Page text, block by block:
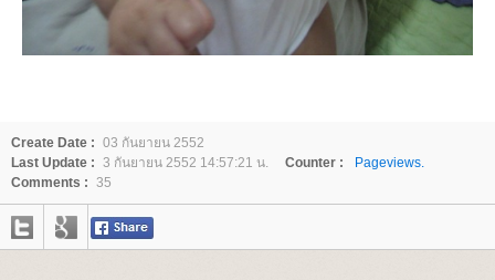
Create Date : 03 กันยายน 2552
Last Update : 3 กันยายน 2552 14:57:21 น. Counter :
Pageviews.
Comments : 35